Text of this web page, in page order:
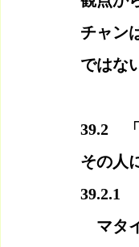
チャン
ではな
39.2　
その人
39.2.1
マタ